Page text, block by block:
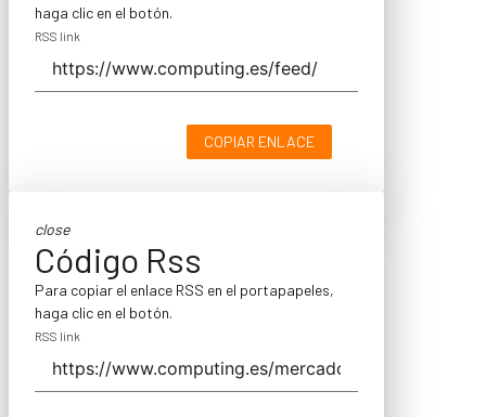
haga clic en el botón.
RSS link
COPIAR ENLACE
close
Código Rss
Para copiar el enlace RSS en el portapapeles,
haga clic en el botón.
RSS link